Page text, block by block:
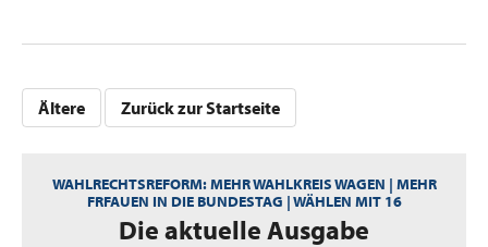
Ältere Zurück zur Startseite
WAHLRECHTSREFORM: MEHR WAHLKREIS WAGEN | MEHR
FRFAUEN IN DIE BUNDESTAG | WÄHLEN MIT 16
:Die aktuelle Ausgabe